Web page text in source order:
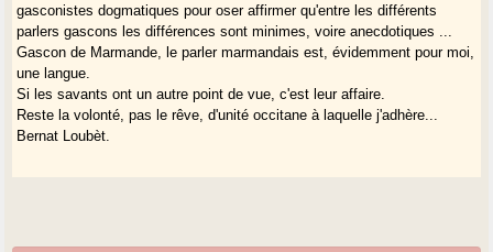
gasconistes dogmatiques pour oser affirmer qu'entre les différents
parlers gascons les différences sont minimes, voire anecdotiques ...
Gascon de Marmande, le parler marmandais est, évidemment pour moi,
une langue.
Si les savants ont un autre point de vue, c'est leur affaire.
Reste la volonté, pas le rêve, d'unité occitane à laquelle j'adhère...
Bernat Loubèt.